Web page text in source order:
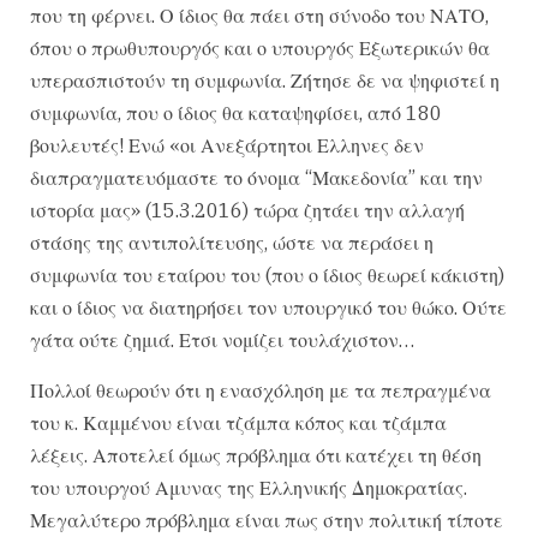
που τη φέρνει. Ο ίδιος θα πάει στη σύνοδο του ΝΑΤΟ,
όπου ο πρωθυπουργός και ο υπουργός Εξωτερικών θα
υπερασπιστούν τη συμφωνία. Ζήτησε δε να ψηφιστεί η
συμφωνία, που ο ίδιος θα καταψηφίσει, από 180
βουλευτές! Ενώ «οι Ανεξάρτητοι Ελληνες δεν
διαπραγματευόμαστε το όνομα “Μακεδονία” και την
ιστορία μας» (15.3.2016) τώρα ζητάει την αλλαγή
στάσης της αντιπολίτευσης, ώστε να περάσει η
συμφωνία του εταίρου του (που ο ίδιος θεωρεί κάκιστη)
και ο ίδιος να διατηρήσει τον υπουργικό του θώκο. Ούτε
γάτα ούτε ζημιά. Ετσι νομίζει τουλάχιστον…
Πολλοί θεωρούν ότι η ενασχόληση με τα πεπραγμένα
του κ. Καμμένου είναι τζάμπα κόπος και τζάμπα
λέξεις. Αποτελεί όμως πρόβλημα ότι κατέχει τη θέση
του υπουργού Αμυνας της Ελληνικής Δημοκρατίας.
Μεγαλύτερο πρόβλημα είναι πως στην πολιτική τίποτε